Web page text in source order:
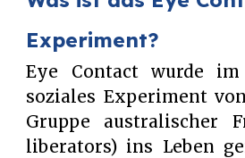
Experiment?
Eye Contact wurde im
soziales Experiment
Gruppe australischer
liberators) ins Leben